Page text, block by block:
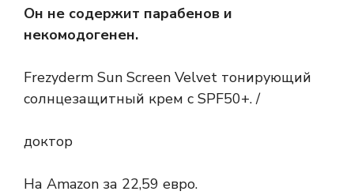
Он не содержит парабенов и
некомодогенен.
Frezyderm Sun Screen Velvet тонирующий
солнцезащитный крем с SPF50+. /
доктор
На Amazon за 22,59 евро.